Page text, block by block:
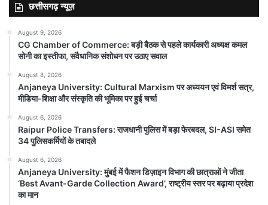
Anjaneya University: Cultural
Marxism पर अध्ययन एवं विमर्श सत्र, मीडिया-
शिक्षा और संस्कृति की भूमिका पर हुई चर्चा
August 8, 2026
Anjaneya University : रायपुर। आंजनेय विश्वविद्यालय
में सांस्कृतिक मार्क्सवाद अध्ययन केंद्र, रायपुर द्वारा
छत्तीसगढ़ न्यूज़
August 9, 2026
CG Chamber of Commerce: बड़ी बैठक से पहले कार्यकारी अध्यक्ष कमल
सोनी का इस्तीफा, संवैधानिक संशोधन पर उठाए सवाल
August 8, 2026
Anjaneya University: Cultural Marxism पर अध्ययन एवं विमर्श सत्र,
मीडिया-शिक्षा और संस्कृति की भूमिका पर हुई चर्चा
August 6, 2026
Raipur Police Transfers: राजधानी पुलिस में बड़ा फेरबदल, SI-ASI समेत
34 पुलिसकर्मियों के तबादले
August 6, 2026
Anjaneya University: मुंबई में फैशन डिज़ाइन विभाग की छात्राओं ने जीता
‘Best Avant-Garde Collection Award’, राष्ट्रीय स्तर पर बढ़ाया प्रदेश
का मान